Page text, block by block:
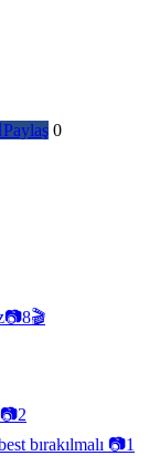
Paylaş 0
📷8🎬
📷2
bırakılmalı 📷1